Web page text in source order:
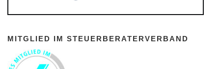
MITGLIED IM STEUERBERATERVERBAND